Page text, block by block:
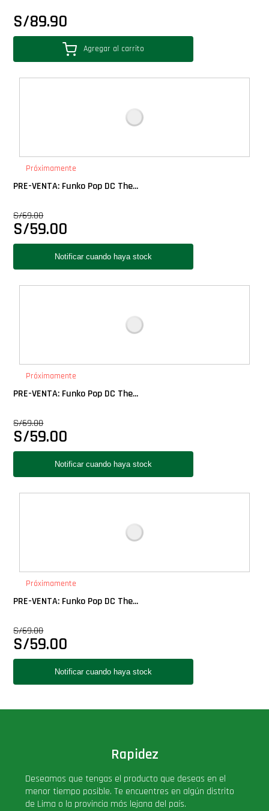
S/89.90
Agregar al carrito
Próximamente
PRE-VENTA: Funko Pop DC The...
S/69.00
S/59.00
Próximamente
PRE-VENTA: Funko Pop DC The...
S/69.00
S/59.00
Próximamente
PRE-VENTA: Funko Pop DC The...
S/69.00
S/59.00
Rapidez
Deseamos que tengas el producto que deseas en el
menor tiempo posible. Te encuentres en algún distrito
de Lima o la provincia más lejana del país.